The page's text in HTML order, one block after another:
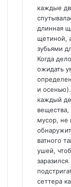
каждые
длинная
щетиной,
зубьями
Когда
ожидать
и
каждый
вещества,
мусор, не
ватного
ушей,
сеттера